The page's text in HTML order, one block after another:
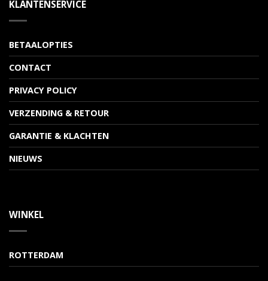
KLANTENSERVICE
BETAALOPTIES
CONTACT
PRIVACY POLICY
VERZENDING & RETOUR
GARANTIE & KLACHTEN
NIEUWS
WINKEL
ROTTERDAM